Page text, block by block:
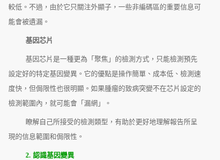
較低。不過，由於它只關注外顯子，一些非編碼區的重要信息可
能會被遺漏。
基因芯片
基因芯片是一種更為「聚焦」的檢測方式，只能檢測預先
設定好的特定基因變異。它的優點是操作簡單、成本低、檢測速
度快，但侷限性也很明顯。如果腫瘤的致病突變不在芯片設定的
檢測範圍內，就可能會「漏網」。
瞭解自己所接受的檢測類型，有助於更好地理解報告所呈
現的信息範圍和侷限性。
2. 認識基因變異